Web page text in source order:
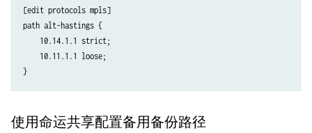
[edit protocols mpls]
path alt-hastings {
    10.14.1.1 strict;
    10.11.1.1 loose;
使用命运共享配置备用备份路径